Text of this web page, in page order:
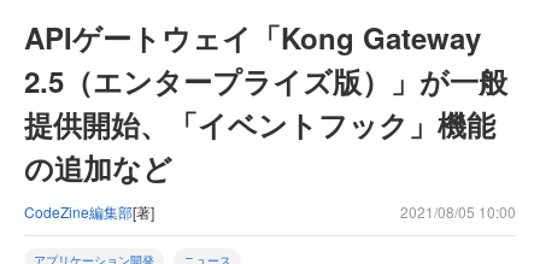
APIゲートウェイ「Kong Gateway
2.5（エンタープライズ版）」が一般
提供開始、「イベントフック」機能
の追加など
CodeZine編集部[著] 2021/08/05 10:00
アプリケーション開発 ニュース